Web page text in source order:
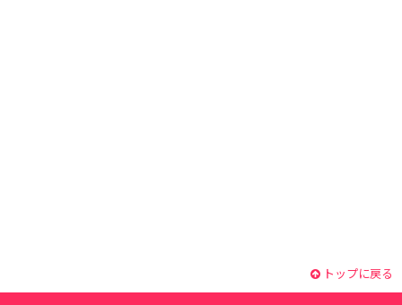
トップに戻る